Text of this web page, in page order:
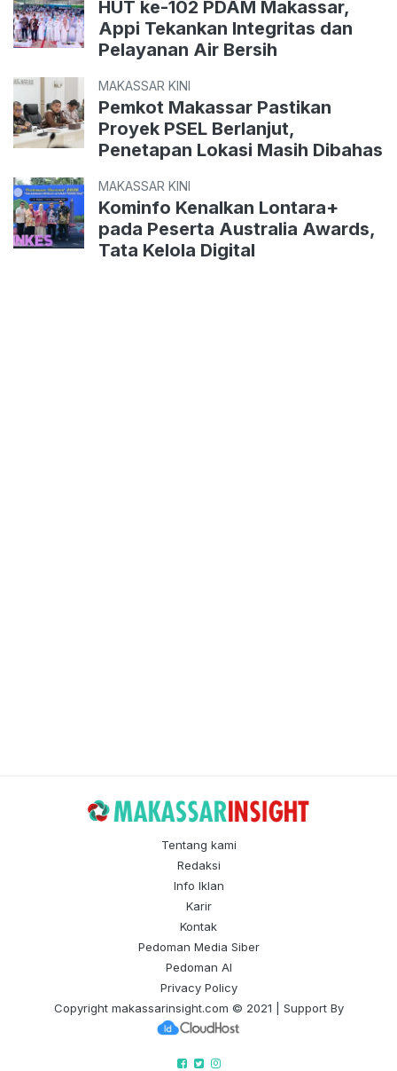
HUT ke-102 PDAM Makassar,
Appi Tekankan Integritas dan
Pelayanan Air Bersih
MAKASSAR KINI
Pemkot Makassar Pastikan
Proyek PSEL Berlanjut,
Penetapan Lokasi Masih Dibahas
MAKASSAR KINI
Kominfo Kenalkan Lontara+
pada Peserta Australia Awards,
Tata Kelola Digital
Tentang kami
Redaksi
Info Iklan
Karir
Kontak
Pedoman Media Siber
Pedoman AI
Privacy Policy
Copyright makassarinsight.com © 2021 | Support By